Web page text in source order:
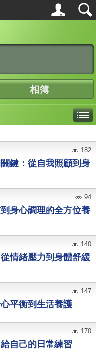
相簿
鍵：從自我照顧到身
182
身心調理的全方位養
94
情緒壓力到身體舒緩
140
平衡到生活養護
147
自己的日常練習
170